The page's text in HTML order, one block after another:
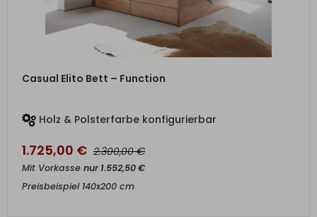
ZUM PRODUKT
Casual Elito Bett – Function
Holz & Polsterfarbe konfigurierbar
1.725,00 € 2.300,00€
Mit Vorkasse nur1.552,50€
Preisbeispiel 140x200 cm